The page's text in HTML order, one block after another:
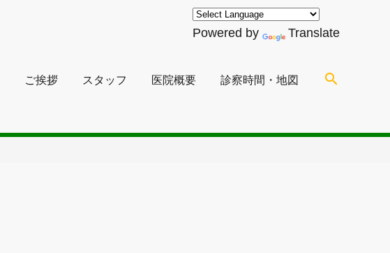
Powered by Translate
ご挨拶 スタッフ 医院概要 診察時間・地図 search